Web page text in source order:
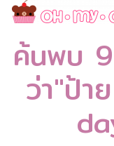
ค้นพบ
ว่า"ป้า